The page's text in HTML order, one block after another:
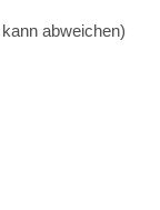
abweichen)